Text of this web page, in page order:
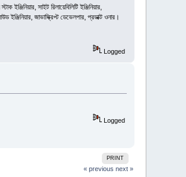
সাইট রিলায়েবিলিটি ইঞ্জিনিয়ার,
ইঞ্জিনিয়ার, জাভাস্ক্রিপ্ট ডেভেলপার, প্রডাক্ট ওনার।
Logged
Logged
PRINT
« previous next »